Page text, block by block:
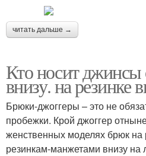
читать дальше →
Кто носит джинсы
внизу. на резинке
Брюки-джоггеры – это не
пробежки. Крой джоггер
женственных моделях брюк на
резинкам-манжетами внизу на